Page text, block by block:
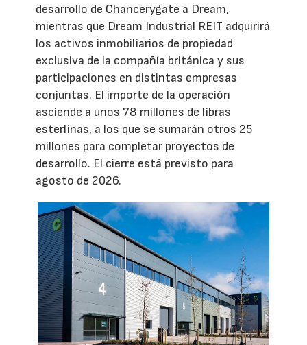
desarrollo de Chancerygate a Dream,
mientras que Dream Industrial REIT adquirirá
los activos inmobiliarios de propiedad
exclusiva de la compañía británica y sus
participaciones en distintas empresas
conjuntas. El importe de la operación
asciende a unos 78 millones de libras
esterlinas, a los que se sumarán otros 25
millones para completar proyectos de
desarrollo. El cierre está previsto para
agosto de 2026.